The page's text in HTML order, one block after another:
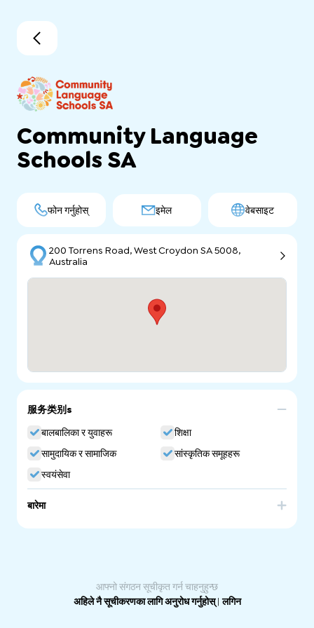
Community Language
Schools SA
फोन गर्नुहोस् इमेल वेबसाइट
200 Torrens Road, West Croydon SA 5008,
Australia
服务类别s
बालबालिका र युवाहरू
शिक्षा
सामुदायिक र सामाजिक
सांस्कृतिक समूहहरू
स्वयंसेवा
बारेमा
- 1500 volunteers
- 10,000 students.
आफ्नो संगठन सूचीकृत गर्न चाहनुहुन्छ
अहिले नै सूचीकरणका लागि अनुरोध गर्नुहोस्|लगिन